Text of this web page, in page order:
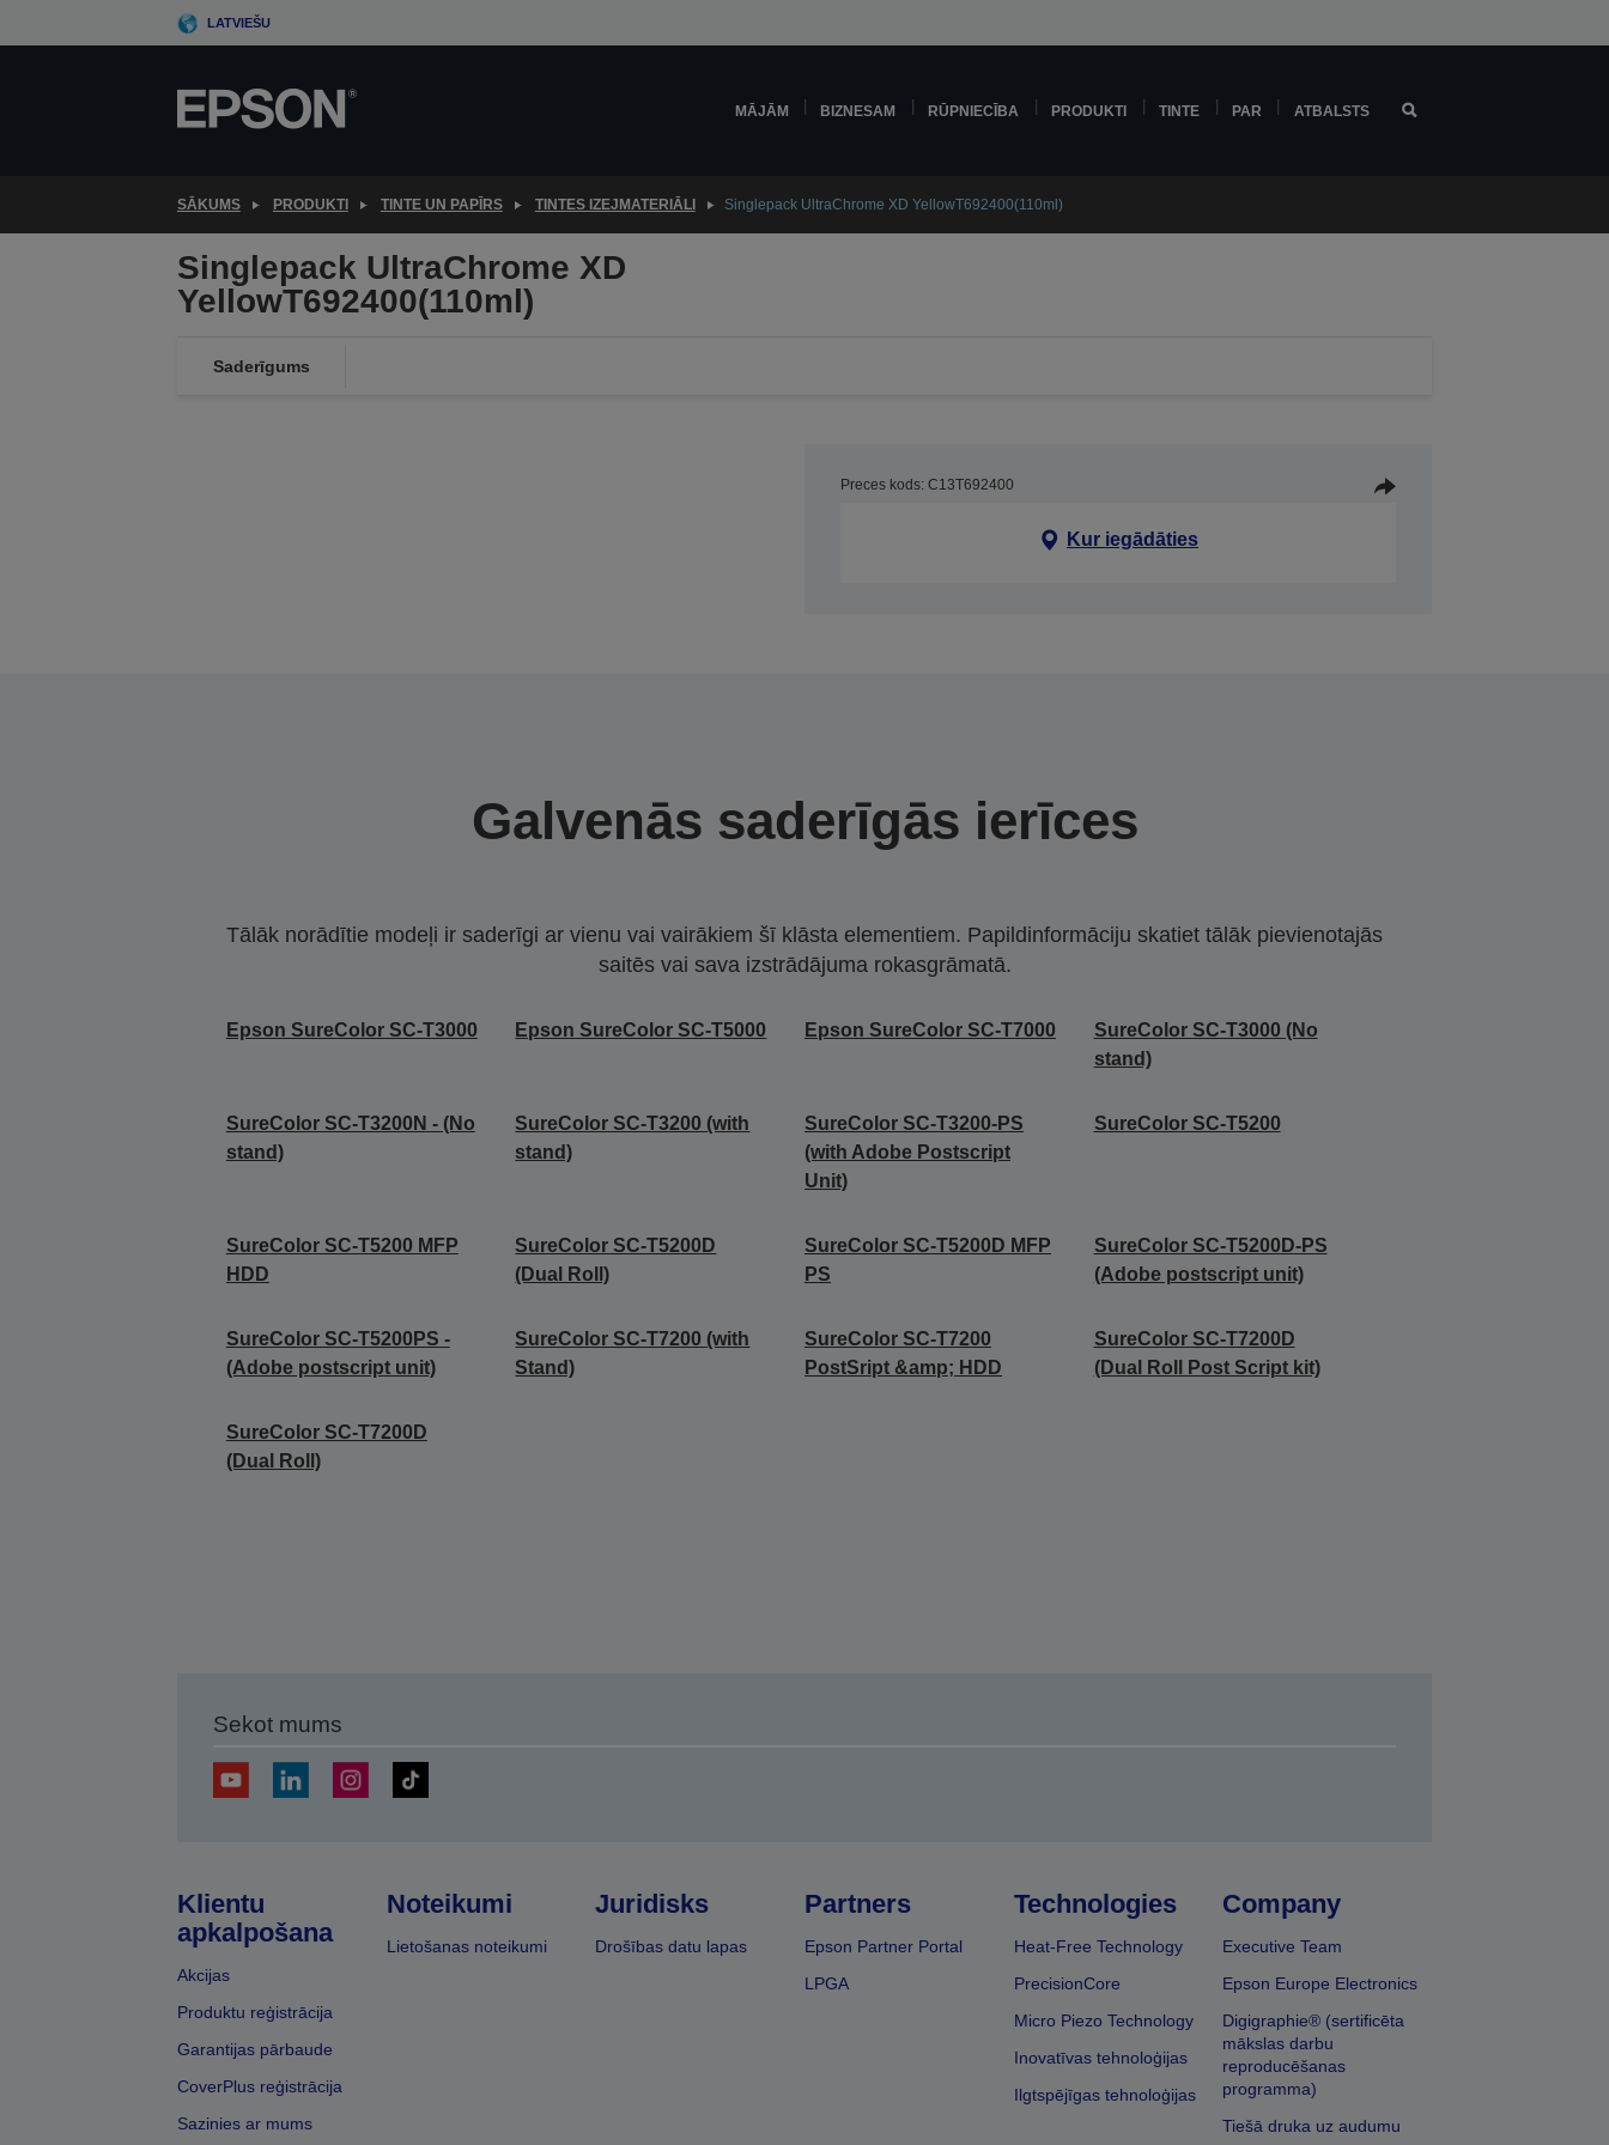
to
LATVIEŠU
MĀJĀM BIZNESAM RŪPNIECĪBA PRODUKTI TINTE PAR ATBALSTS
SĀKUMS PRODUKTI TINTE UN PAPĪRS TINTES IZEJMATERIĀLI Singlepack UltraChrome XD YellowT692400(110ml)
Singlepack UltraChrome XD
YellowT692400(110ml)
Saderīgums
Preces kods: C13T692400
Kur iegādāties
Galvenās saderīgās ierīces
Tālāk norādītie modeļi ir saderīgi ar vienu vai vairākiem šī klāsta elementiem. Papildinformāciju skatiet tālāk pievienotajās
saitēs vai sava izstrādājuma rokasgrāmatā.
Epson SureColor SC-T3000 Epson SureColor SC-T5000 Epson SureColor SC-T7000
SureColor SC-T3000 (No
stand)
SureColor SC-T3200N - (No
stand)
SureColor SC-T3200 (with
stand)
SureColor SC-T3200-PS
(with Adobe Postscript
Unit)
SureColor SC-T5200
SureColor SC-T5200 MFP
HDD
SureColor SC-T5200D
(Dual Roll)
SureColor SC-T5200D MFP
PS
SureColor SC-T5200D-PS
(Adobe postscript unit)
SureColor SC-T5200PS -
(Adobe postscript unit)
SureColor SC-T7200 (with
Stand)
SureColor SC-T7200
PostSript &amp; HDD
SureColor SC-T7200D
(Dual Roll Post Script kit)
SureColor SC-T7200D
(Dual Roll)
Sekot mums
Klientu
apkalpošana
Akcijas
Produktu reģistrācija
Garantijas pārbaude
CoverPlus reģistrācija
Sazinies ar mums
Noteikumi
Lietošanas noteikumi
Juridisks
Drošības datu lapas
Partners
Epson Partner Portal
LPGA
Technologies
Heat-Free Technology
PrecisionCore
Micro Piezo Technology
Inovatīvas tehnoloģijas
Ilgtspējīgas tehnoloģijas
Company
Executive Team
Epson Europe Electronics
Digigraphie® (sertificēta
mākslas darbu
reproducēšanas
programma)
Tiešā druka uz audumu